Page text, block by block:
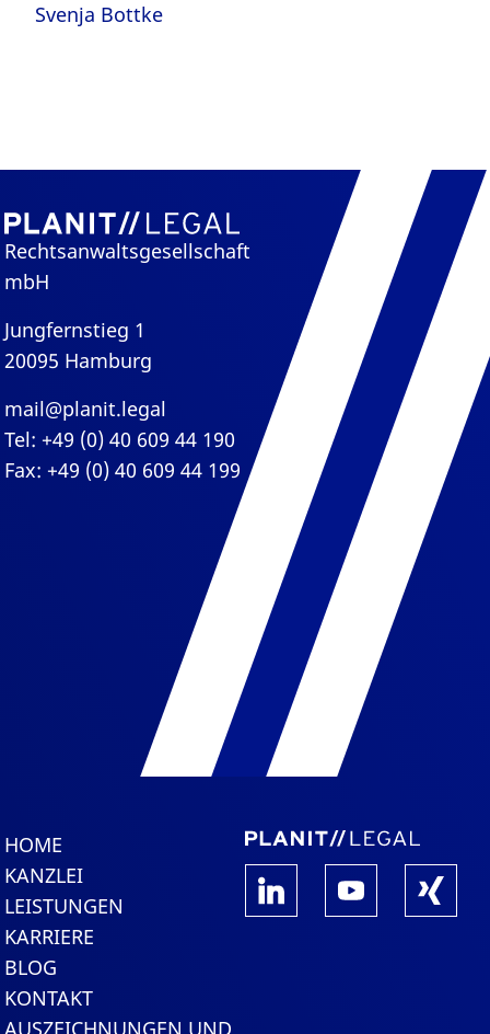
Svenja Bottke
Rechtsanwaltsgesellschaft
mbH
Jungfernstieg 1
20095 Hamburg
mail@planit.legal
Tel: +49 (0) 40 609 44 190
Fax: +49 (0) 40 609 44 199
HOME
KANZLEI
LEISTUNGEN
KARRIERE
BLOG
KONTAKT